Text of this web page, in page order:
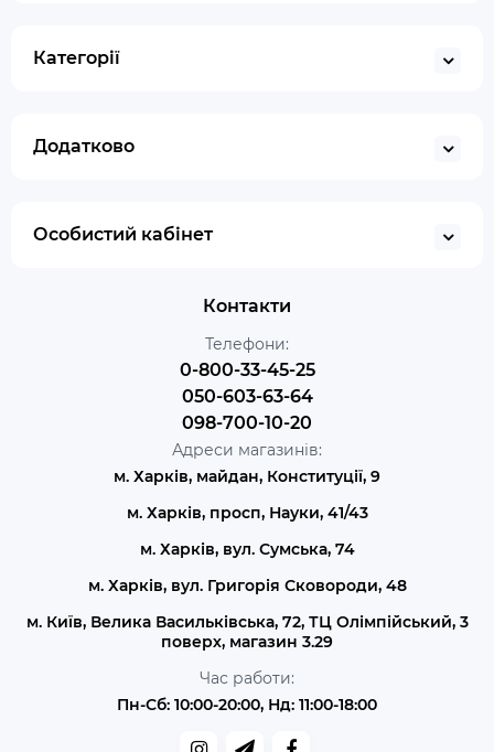
Категорії
Додатково
Особистий кабінет
Контакти
Телефони:
0-800-33-45-25
050-603-63-64
098-700-10-20
Адреси магазинів:
м. Харків, майдан, Конституції, 9
м. Харків, просп, Науки, 41/43
м. Харків, вул. Сумська, 74
м. Харків, вул. Григорія Сковороди, 48
м. Київ, Велика Васильківська, 72, ТЦ Олімпійський, 3
поверх, магазин 3.29
Час работи:
Пн-Сб: 10:00-20:00, Нд: 11:00-18:00